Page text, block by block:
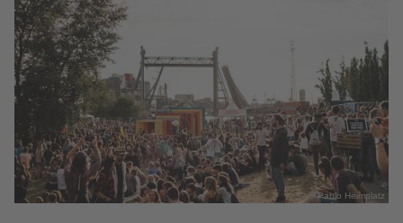
© Pablo Heimplatz